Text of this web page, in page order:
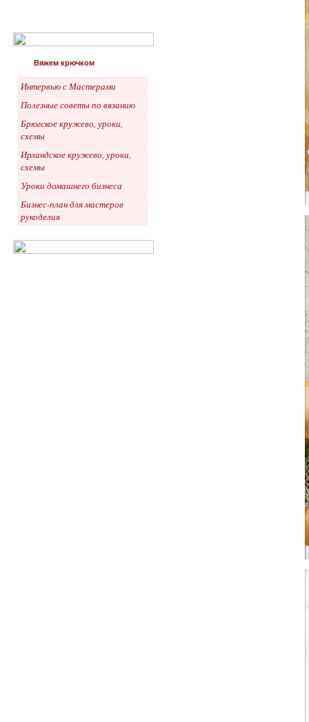
Вяжем крючком
Интервью с Мастерами
Полезные советы по вязанию
Брюгское кружево, уроки,
схемы
Ирландское кружево, уроки,
схемы
Уроки домашнего бизнеса
Бизнес-план для мастеров
рукоделия